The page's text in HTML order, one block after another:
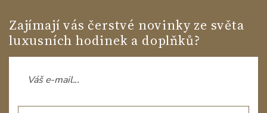
Zajímají vás čerstvé novinky ze světa
luxusních hodinek a doplňků?